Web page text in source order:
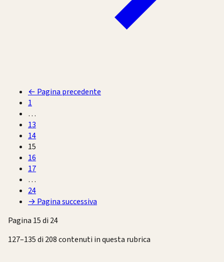
← Pagina precedente
1
…
13
14
15
16
17
…
24
→ Pagina successiva
Pagina 15 di 24
127–135 di 208 contenuti in questa rubrica